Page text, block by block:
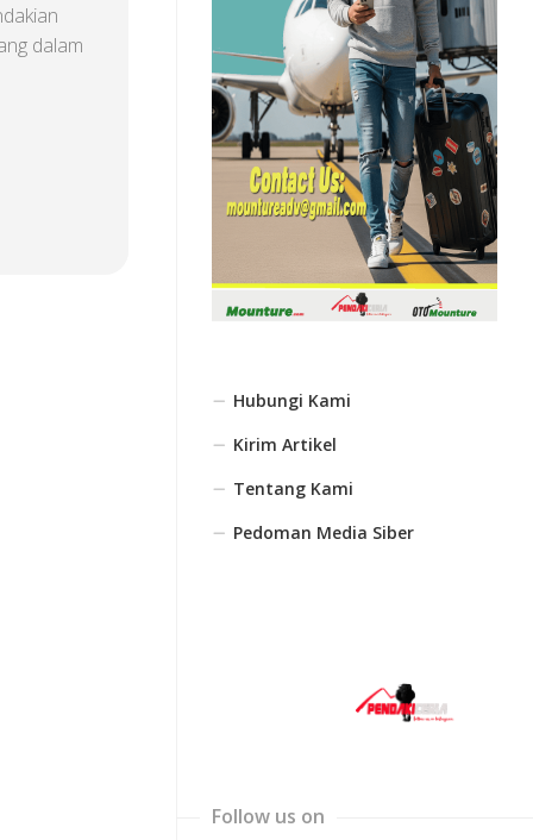
dalam
Hubungi Kami
Kirim Artikel
Tentang Kami
Pedoman Media Siber
Follow us on